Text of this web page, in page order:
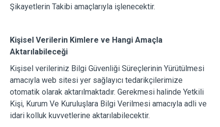
Şikayetlerin Takibi amaçlarıyla işlenecektir.
Kişisel Verilerin Kimlere ve Hangi Amaçla
Aktarılabileceği
Kişisel verileriniz Bilgi Güvenliği Süreçlerinin Yürütülmesi
amacıyla web sitesi yer sağlayıcı tedarikçilerimize
otomatik olarak aktarılmaktadır. Gerekmesi halinde Yetkili
Kişi, Kurum Ve Kuruluşlara Bilgi Verilmesi amacıyla adli ve
idari kolluk kuvvetlerine aktarılabilecektir.